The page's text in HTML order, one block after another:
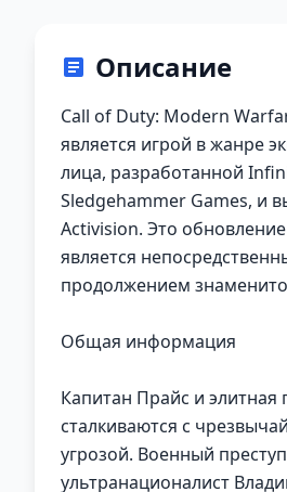
Описание
Call of Duty: Modern
является игрой в жанре
лица, разработанной
Sledgehammer Games, и
Activision. Это обновление
является
продолжением
Общая информация
Капитан Прайс и элитная
сталкиваются с
угрозой. Военный
ультранационалист